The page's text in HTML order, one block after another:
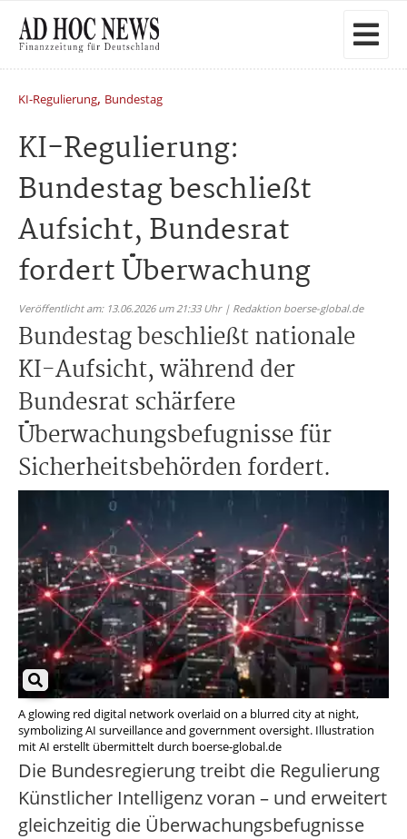
KI-Regulierung, Bundestag
KI-Regulierung:
Bundestag beschließt
Aufsicht, Bundesrat
fordert Überwachung
Veröffentlicht am: 13.06.2026 um 21:33 Uhr | Redaktion boerse-global.de
Bundestag beschließt nationale
KI-Aufsicht, während der
Bundesrat schärfere
Überwachungsbefugnisse für
Sicherheitsbehörden fordert.
A glowing red digital network overlaid on a blurred city at night,
symbolizing AI surveillance and government oversight. Illustration
mit AI erstellt übermittelt durch boerse-global.de
Die Bundesregierung treibt die Regulierung
Künstlicher Intelligenz voran – und erweitert
gleichzeitig die Überwachungsbefugnisse